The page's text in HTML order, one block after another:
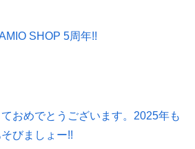
SHOP 5周年!!
おめでとうございます。2025年も
びましょー!!